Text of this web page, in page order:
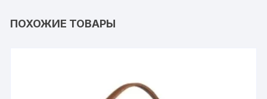
ПОХОЖИЕ ТОВАРЫ